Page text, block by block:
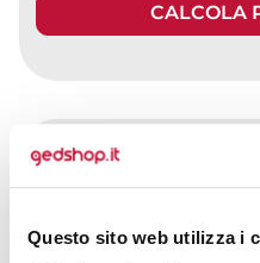
Questo sito web utilizza i
CALCOLA